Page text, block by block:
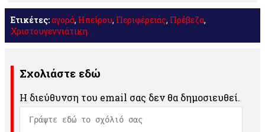
Ετικέτες:αγορά, Ηπείρου, Περιφέρειας, Πρέβεζα,
Χριστουγεννιάτικη
Σχολιάστε εδώ
Η διεύθυνση του email σας δεν θα δημοσιευθεί.